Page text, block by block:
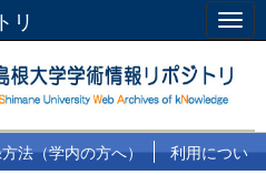
リ
法（学内の方へ）
利用につい